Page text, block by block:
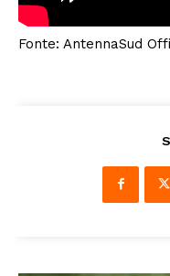
Fonte: AntennaSud